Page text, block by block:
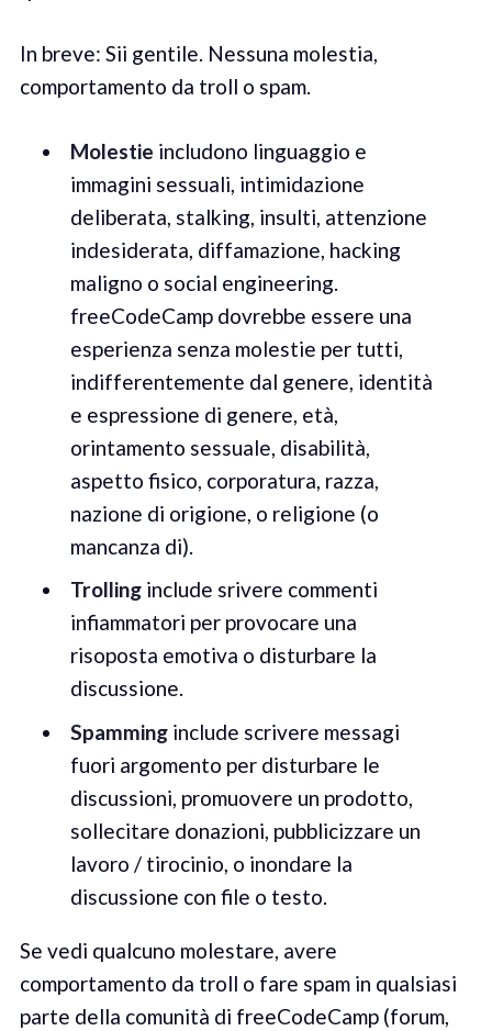
In breve: Sii gentile. Nessuna molestia,
comportamento da troll o spam.
Molestie includono linguaggio e
immagini sessuali, intimidazione
deliberata, stalking, insulti, attenzione
indesiderata, diffamazione, hacking
maligno o social engineering.
freeCodeCamp dovrebbe essere una
esperienza senza molestie per tutti,
indifferentemente dal genere, identità
e espressione di genere, età,
orintamento sessuale, disabilità,
aspetto fisico, corporatura, razza,
nazione di origione, o religione (o
mancanza di).
Trollinginclude srivere commenti
infiammatori per provocare una
risoposta emotiva o disturbare la
discussione.
Spamminginclude scrivere messagi
fuori argomento per disturbare le
discussioni, promuovere un prodotto,
sollecitare donazioni, pubblicizzare un
lavoro / tirocinio, o inondare la
discussione con file o testo.
Se vedi qualcuno molestare, avere
comportamento da troll o fare spam in qualsiasi
parte della comunità di freeCodeCamp (forum,